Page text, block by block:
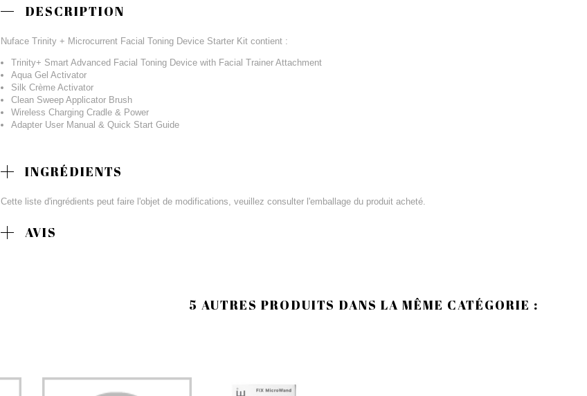
DESCRIPTION
Nuface Trinity + Microcurrent Facial Toning Device Starter Kit contient :
Trinity+ Smart Advanced Facial Toning Device with Facial Trainer Attachment
Aqua Gel Activator
Silk Crème Activator
Clean Sweep Applicator Brush
Wireless Charging Cradle & Power
Adapter User Manual & Quick Start Guide
INGRÉDIENTS
Cette liste d'ingrédients peut faire l'objet de modifications, veuillez consulter l'emballage du produit acheté.
AVIS
5 AUTRES PRODUITS DANS LA MÊME CATÉGORIE :